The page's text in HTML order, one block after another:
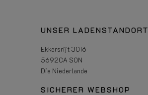
UNSER LADENSTANDORT
Ekkersrijt 3016
5692CA SON
Die Niederlande
SICHERER WEBSHOP